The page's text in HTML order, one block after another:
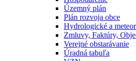
Územný plán
Plán rozvoja obce
Hydrologické a
Zmluvy, Faktúry,
Verejné obstarávanie
Úradná tabuľa